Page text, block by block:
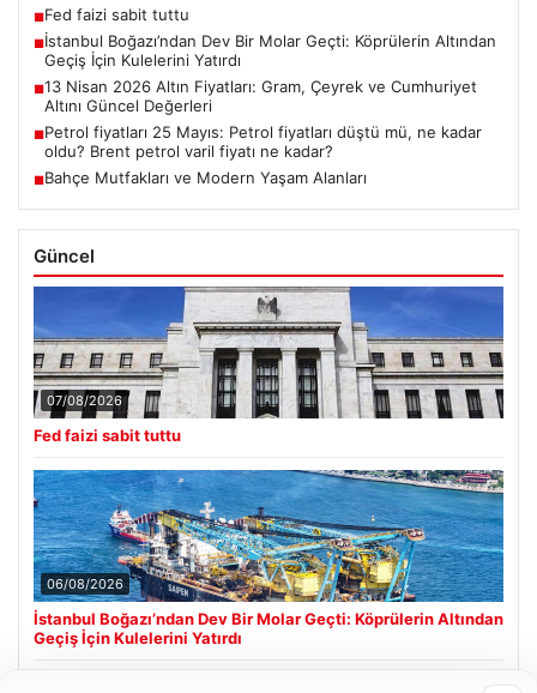
■Fed faizi sabit tuttu
■İstanbul Boğazı’ndan Dev Bir Molar Geçti: Köprülerin Altından
Geçiş İçin Kulelerini Yatırdı
■13 Nisan 2026 Altın Fiyatları: Gram, Çeyrek ve Cumhuriyet
Altını Güncel Değerleri
■Petrol fiyatları 25 Mayıs: Petrol fiyatları düştü mü, ne kadar
oldu? Brent petrol varil fiyatı ne kadar?
■Bahçe Mutfakları ve Modern Yaşam Alanları
Güncel
07/08/2026
Fed faizi sabit tuttu
06/08/2026
İstanbul Boğazı’ndan Dev Bir Molar Geçti: Köprülerin Altından
Geçiş İçin Kulelerini Yatırdı